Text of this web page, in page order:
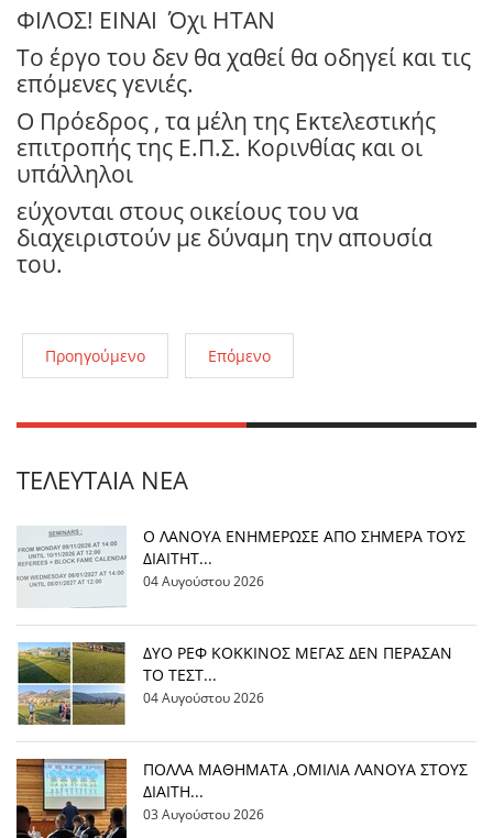
ΦΙΛΟΣ! ΕΙΝΑΙ Όχι ΗΤΑΝ
Το έργο του δεν θα χαθεί θα οδηγεί και τις
επόμενες γενιές.
Ο Πρόεδρος , τα μέλη της Εκτελεστικής
επιτροπής της Ε.Π.Σ. Κορινθίας και οι
υπάλληλοι
εύχονται στους οικείους του να
διαχειριστούν με δύναμη την απουσία
του.
Προηγούμενο Επόμενο
ΤΕΛΕΥΤΑΊΑ ΝΈΑ
Ο ΛΑΝΟΥΑ ΕΝΗΜΕΡΩΣΕ ΑΠΟ ΣΗΜΕΡΑ ΤΟΥΣ
ΔΙΑΙΤΗΤ...
04 Αυγούστου 2026
ΔΥΟ ΡΕΦ ΚΟΚΚΙΝΟΣ ΜΕΓΑΣ ΔΕΝ ΠΕΡΑΣΑΝ
ΤΟ ΤΕΣΤ...
04 Αυγούστου 2026
ΠΟΛΛΑ ΜΑΘΗΜΑΤΑ ,ΟΜΙΛΙΑ ΛΑΝΟΥΑ ΣΤΟΥΣ
ΔΙΑΙΤΗ...
03 Αυγούστου 2026